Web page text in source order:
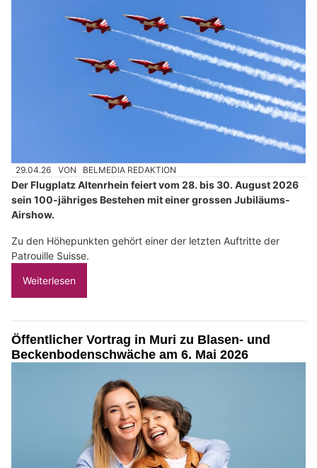
29.04.26 VON BELMEDIA REDAKTION
Der Flugplatz Altenrhein feiert vom 28. bis 30. August 2026
sein 100-jähriges Bestehen mit einer grossen Jubiläums-
Airshow.
Zu den Höhepunkten gehört einer der letzten Auftritte der
Patrouille Suisse.
Weiterlesen
Öffentlicher Vortrag in Muri zu Blasen- und
Beckenbodenschwäche am 6. Mai 2026